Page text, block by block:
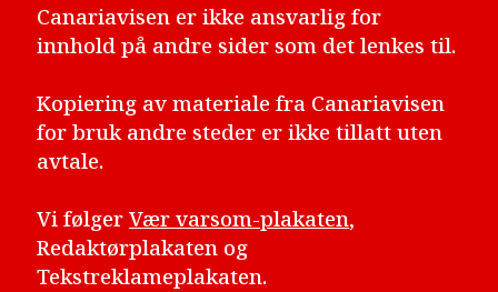
Canariavisen er ikke ansvarlig for
innhold på andre sider som det lenkes til.
Kopiering av materiale fra Canariavisen
for bruk andre steder er ikke tillatt uten
avtale.
Vi følgerVær varsom-plakaten,
Redaktørplakaten og
Tekstreklameplakaten.